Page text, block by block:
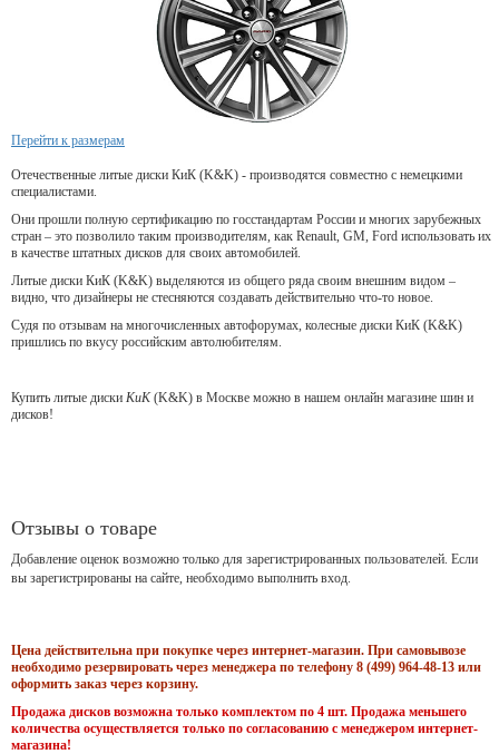
Перейти к размерам
Отечественные литые диски КиК (K&K) - производятся совместно с немецкими
специалистами.
Они прошли полную сертификацию по госстандартам России и многих зарубежных
стран – это позволило таким производителям, как Renault, GM, Ford использовать их
в качестве штатных дисков для своих автомобилей.
Литые диски КиК (K&K) выделяются из общего ряда своим внешним видом –
видно, что дизайнеры не стесняются создавать действительно что-то новое.
Судя по отзывам на многочисленных автофорумах, колесные диски КиК (K&K)
пришлись по вкусу российским автолюбителям.
Купить литые диски КиК(K&K) в Москве можно в нашем онлайн магазине шин и
дисков!
Отзывы о товаре
Добавление оценок возможно только для зарегистрированных пользователей. Если
вы зарегистрированы на сайте, необходимо выполнить вход.
Цена действительна при покупке через интернет-магазин. При самовывозе
необходимо резервировать через менеджера по телефону 8 (499) 964-48-13 или
оформить заказ через корзину.
Продажа дисков возможна только комплектом по 4 шт. Продажа меньшего
количества осуществляется только по согласованию с менеджером интернет-
магазина!